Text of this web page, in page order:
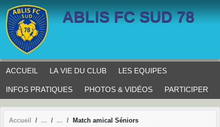
ABLIS FC SUD 78
ACCUEIL LA VIE DU CLUB LES EQUIPES
INFOS PRATIQUES PHOTOS & VIDÉOS PARTICIPER
Accueil Match amical Séniors
Panneau de gestion des cookies